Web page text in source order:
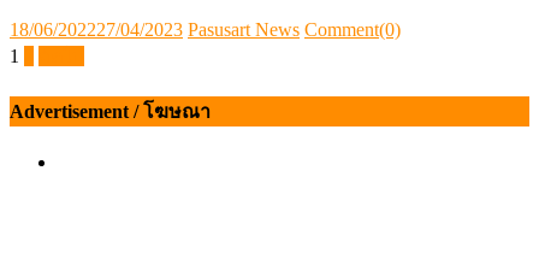
Posted
on
18/06/202227/04/2023 Author
Pasusart News Comment(0)
Posts
1
Advertisement / โฆษณา